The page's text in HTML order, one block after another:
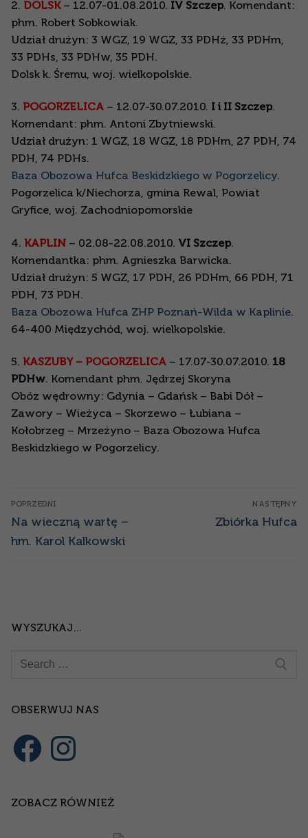
2. DOLSK– 12.07-01.08.2010. IV Szczep. Komendant:
phm. Robert Sobkowiak.
Udział drużyn: 3 WGZ, 19 WGZ, 33 PDHż, 33 PDHm,
33 PDHs, 33 PDHw, 35 PDH.
Dolsk k. Śremu, woj. wielkopolskie.
3. POGORZELICA – 12.07-30.07.2010. I i II Szczep.
Komendant: phm. Antoni Zbytniewski.
Udział drużyn: 1 WGZ, 18 WGZ, 18 PDHm, 27 PDH, 74
PDH, 74 PDHs.
Baza Obozowa Hufca Beskidzkiego w Pogorzelicy.
Pogorzelica k/Niechorza, gmina Rewal, Powiat
Gryfice, woj. Zachodniopomorskie
4. KAPLIN – 02.08-22.08.2010. VI Szczep.
Komendantka: phm. Agnieszka Barwicka.
Udział drużyn: 5 WGZ, 17 PDH, 26 PDHm, 66 PDH, 71
PDH, 73 PDH.
Baza Obozowa Hufca ZHP Poznań-Wilda w Kaplinie.
64-400 Międzychód, woj. wielkopolskie.
5. KASZUBY – POGORZELICA – 17.07-30.07.2010. 18
PDHw. Komendant phm. Jędrzej Skoryna
Obóz wędrowny: Gdynia – Gdańsk – Babi Dół –
Zawory – Wieżyca – Skorzewo – Łubiana –
Kołobrzeg – Mrzeżyno – Baza Obozowa Hufca
Beskidzkiego w Pogorzelicy.
Nawigacja
wpisu
POPRZEDNI
Poprzedni
wpis:
Na wieczną wartę –
hm. Karol Kalkowski
NASTĘPNY
Następny
Zbiórka Hufca
WYSZUKAJ…
Szukaj:
OBSERWUJ NAS
FacebookInstagram
ZOBACZ RÓWNIEŻ